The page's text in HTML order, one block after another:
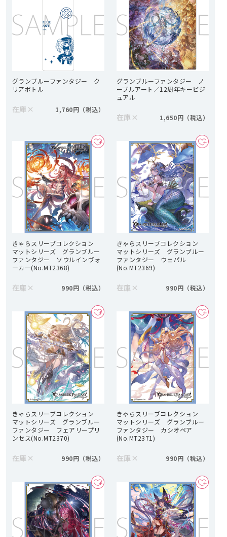
グランブルーファンタジー ク
リアボトル
在庫 × 1,760円
グランブルーファンタジー ノ
ーブルアート／12周年キービジ
ュアル
在庫 × 1,650円
きゃらスリーブコレクション
マットシリーズ グランブルー
ファンタジー ソウルインヴォ
ーカー(No.MT2368)
在庫 × 990円
きゃらスリーブコレクション
マットシリーズ グランブルー
ファンタジー ウェパル
(No.MT2369)
在庫 × 990円
きゃらスリーブコレクション
マットシリーズ グランブルー
ファンタジー フェアリープリ
ンセス(No.MT2370)
在庫 × 990円
きゃらスリーブコレクション
マットシリーズ グランブルー
ファンタジー カシオペア
(No.MT2371)
在庫 × 990円